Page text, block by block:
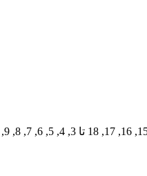
تا 3, 4, 5, 6, 7, 8, 9, 10, 11, 12, 13, 14, 15, 16, 17, 18